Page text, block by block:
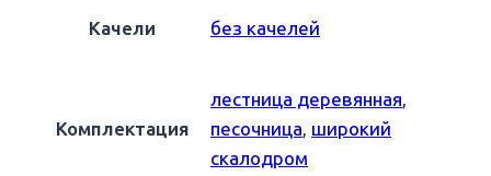
Качели без качелей
Комплектация
лестница деревянная,
песочница, широкий
скалодром